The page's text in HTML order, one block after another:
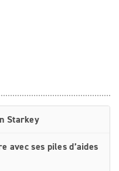
Starkey
avec ses piles d’aides